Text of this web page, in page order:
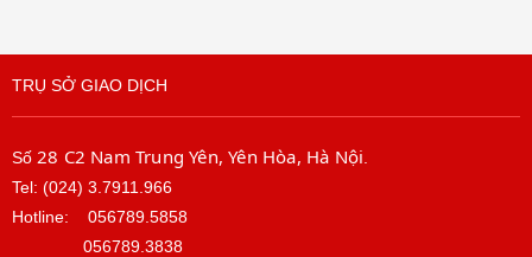
TRỤ SỞ GIAO DỊCH
Số 28 C2 Nam Trung Yên, Yên Hòa, Hà Nội
Tel: (024) 3.7911.966
Hotline: 056789.5858
056789.3838